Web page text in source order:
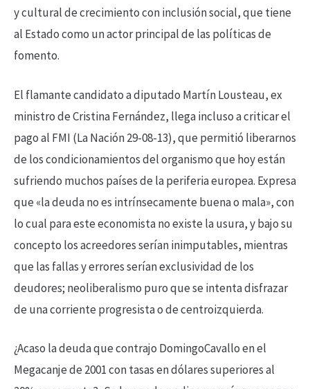
y cultural de crecimiento con inclusión social, que tiene
al Estado como un actor principal de las políticas de
fomento.
El flamante candidato a diputado Martín Lousteau, ex
ministro de Cristina Fernández, llega incluso a criticar el
pago al FMI (La Nación 29-08-13), que permitió liberarnos
de los condicionamientos del organismo que hoy están
sufriendo muchos países de la periferia europea. Expresa
que «la deuda no es intrínsecamente buena o mala», con
lo cual para este economista no existe la usura, y bajo su
concepto los acreedores serían inimputables, mientras
que las fallas y errores serían exclusividad de los
deudores; neoliberalismo puro que se intenta disfrazar
de una corriente progresista o de centroizquierda.
¿Acaso la deuda que contrajo DomingoCavallo en el
Megacanje de 2001 con tasas en dólares superiores al